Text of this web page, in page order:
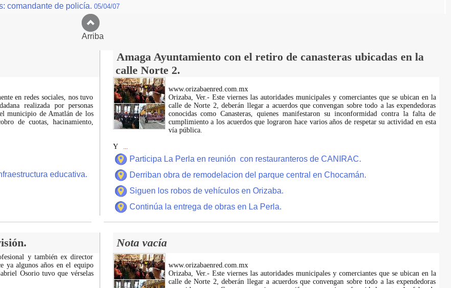
comandante de policía. 05/04/07
Arriba
Amaga Ayuntamiento con el retiro de canasteras ubicadas en la
calle Norte 2.
en redes sociales, nos tuvo
realizada por personas
municipio de Amatlán de los
de cuotas, hacinamiento,
educativa.
www.orizabaenred.com.mx
Orizaba, Ver.- Este viernes las autoridades municipales y comerciantes que se ubican en la
calle de Norte 2, deberán llegar a acuerdos que convengan sobre todo a las expendedoras
conocidas como Canasteras, quienes manifestaron su inconformidad contra la falta de
cumplimiento a los acuerdos que lograron hace varios años de respetar su actividad en esta
vía pública.
Y
Participa La Perla en reunión con restauranteros de CANIRAC.
Derriban obra de remodelacion del parque central en Chocamán.
Siguen los robos de vehículos en Orizaba.
Continúa la entrega de obras en La Perla.
Nota vacía
y también ex director
ya algunos años en el equipo
Osorio tuvo que vérselas
www.orizabaenred.com.mx
Orizaba, Ver.- Este viernes las autoridades municipales y comerciantes que se ubican en la
calle de Norte 2, deberán llegar a acuerdos que convengan sobre todo a las expendedoras